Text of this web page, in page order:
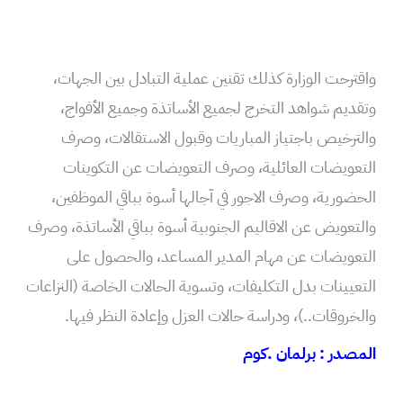
واقترحت الوزارة كذلك تقنين عملية التبادل بين الجهات،
وتقديم شواهد التخرج لجميع الأساتذة وجميع الأفواج،
والترخيص باجتياز المباريات وقبول الاستقالات، وصرف
التعويضات العائلية، وصرف التعويضات عن التكوينات
الحضورية، وصرف الاجور في آجالها أسوة بباقي الموظفين،
والتعويض عن الاقاليم الجنوبية أسوة بباقي الأساتذة، وصرف
التعويضات عن مهام المدير المساعد، والحصول على
التعيينات بدل التكليفات، وتسوية الحالات الخاصة (النزاعات
والخروقات..)، ودراسة حالات العزل وإعادة النظر فيها.
المصدر : برلمان .كوم